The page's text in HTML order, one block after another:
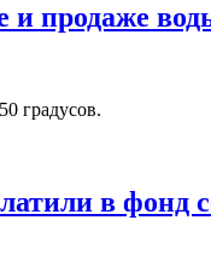
и продаже
градусов.
в фонд